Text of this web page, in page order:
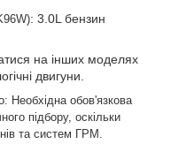
: 3.0L бензин
на інших моделях
двигуни.
Необхідна обов'язкова
підбору, оскільки
та систем ГРМ.